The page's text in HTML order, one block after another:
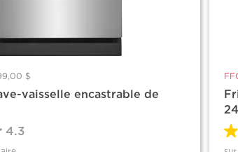
$
vaisselle encastrable de
4.3